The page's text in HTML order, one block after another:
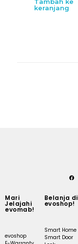
keranjang
Mari
Jelajahi
evomab!
evoshop
Belanja di
evoshop!
Smart Home
Smart Door